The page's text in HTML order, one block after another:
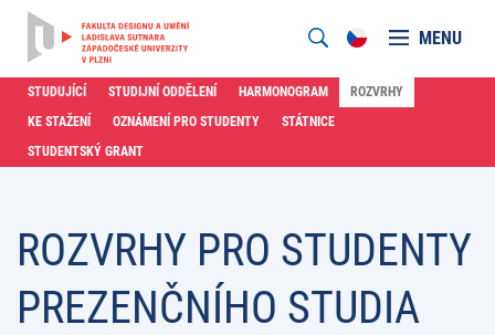
MENU
STUDUJÍCÍ STUDIJNÍ ODDĚLENÍ HARMONOGRAM
ROZVRHY
KE STAŽENÍ
OZNÁMENÍ PRO STUDENTY
STÁTNICE
STUDENTSKÝ GRANT
ROZVRHY PRO STUDENTY
PREZENČNÍHO STUDIA